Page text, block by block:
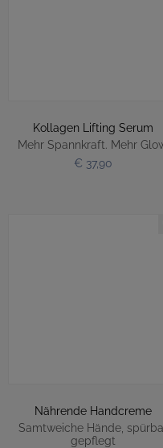
Kollagen Lifting Serum
Mehr Spannkraft. Mehr
€ 37,90
Nährende Handcreme
Samtweiche Hände,
gepflegt